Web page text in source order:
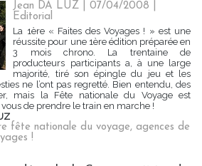
Jean DA LUZ | 07/04/2008
Editorial
La 1ère « Faites des Voyages ! » est une
réussite pour une 1ère édition préparée en
3 mois chrono. La trentaine de
producteurs participants a, à une large
majorité, tiré son épingle du jeu et les
ne l’ont pas regretté. Bien entendu, des
mais la Fête nationale du Voyage est
de prendre le train en marche !
fête nationale du voyage, agences de
!